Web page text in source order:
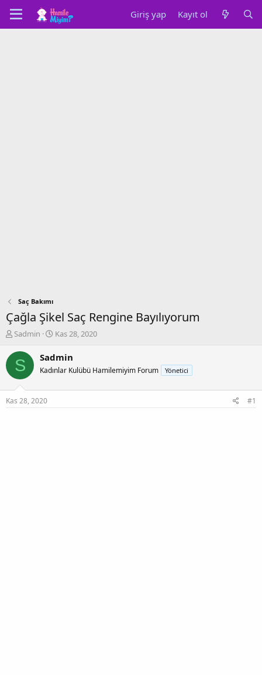
Giriş yap Kayıt ol
Saç Bakımı
Çağla Şikel Saç Rengine Bayılıyorum
K
n
b
u
b
Sadmin
B
ş
a
Kas 28, 2020
S Sadmin
Kadınlar Kulübü Hamilemiyim Forum Yönetici
Kas 28, 2020 #1